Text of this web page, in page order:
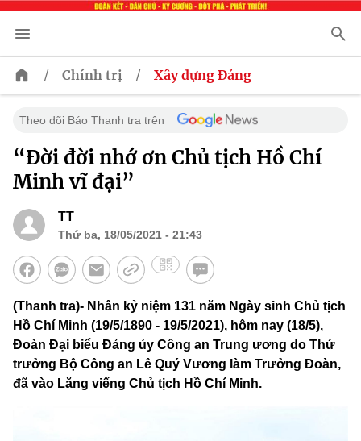
/ Chính trị / Xây dựng Đảng
Theo dõi Báo Thanh tra trên
“Đời đời nhớ ơn Chủ tịch Hồ Chí
Minh vĩ đại”
TT
Thứ ba, 18/05/2021 - 21:43
(Thanh tra)- Nhân kỷ niệm 131 năm Ngày sinh Chủ tịch
Hồ Chí Minh (19/5/1890 - 19/5/2021), hôm nay (18/5),
Đoàn Đại biểu Đảng ủy Công an Trung ương do Thứ
trưởng Bộ Công an Lê Quý Vương làm Trưởng Đoàn,
đã vào Lăng viếng Chủ tịch Hồ Chí Minh.